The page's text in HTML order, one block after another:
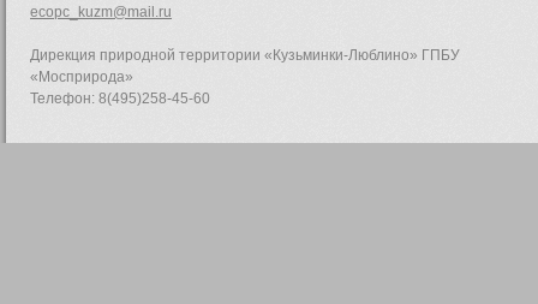
ecopc_kuzm@mail.ru
Дирекция природной территории «Кузьминки-Люблино» ГПБУ
«Мосприрода»
Телефон: 8(495)258-45-60